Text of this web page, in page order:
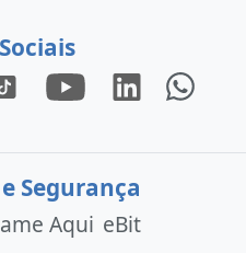
Segurança
Aqui eBit